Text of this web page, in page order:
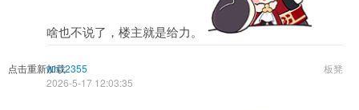
啥也不说了，楼主就是给力。
点击重新加载 板凳
wh12355
2026-5-17 12:03:35